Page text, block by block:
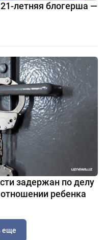
летняя блогерша —
задержан по делу
ребенка
еще